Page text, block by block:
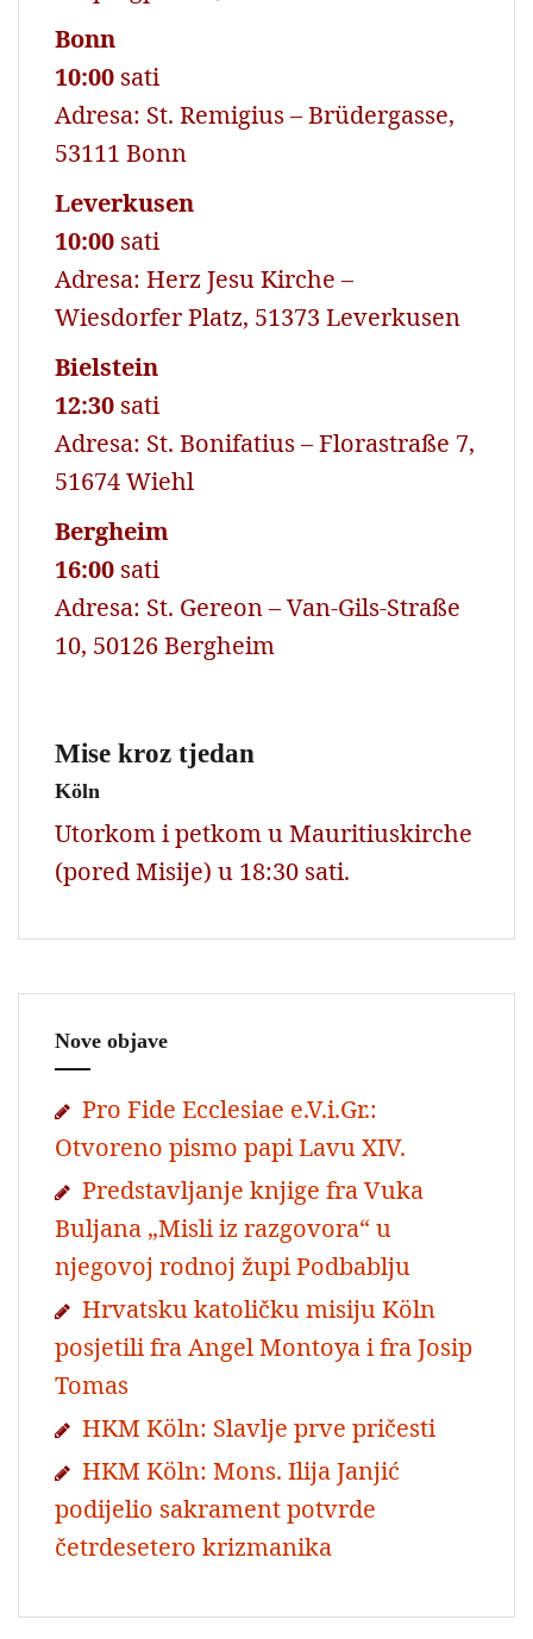
Bonn
10:00 sati
Adresa: St. Remigius – Brüdergasse,
53111 Bonn
Leverkusen
10:00 sati
Adresa: Herz Jesu Kirche –
Wiesdorfer Platz, 51373 Leverkusen
Bielstein
12:30 sati
Adresa: St. Bonifatius – Florastraße 7,
51674 Wiehl
Bergheim
16:00 sati
Adresa: St. Gereon – Van-Gils-Straße
10, 50126 Bergheim
Mise kroz tjedan
Köln
Utorkom i petkom u Mauritiuskirche
(pored Misije) u 18:30 sati.
Nove objave
Pro Fide Ecclesiae e.V.i.Gr.:
Otvoreno pismo papi Lavu XIV.
Predstavljanje knjige fra Vuka
Buljana „Misli iz razgovora“ u
njegovoj rodnoj župi Podbablju
Hrvatsku katoličku misiju Köln
posjetili fra Angel Montoya i fra Josip
Tomas
HKM Köln: Slavlje prve pričesti
HKM Köln: Mons. Ilija Janjić
podijelio sakrament potvrde
četrdesetero krizmanika